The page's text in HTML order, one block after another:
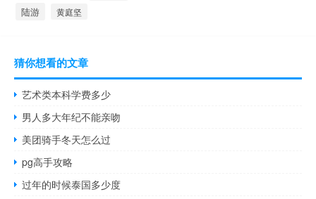
陆游 黄庭坚
猜你想看的文章
艺术类本科学费多少
男人多大年纪不能亲吻
美团骑手冬天怎么过
pg高手攻略
过年的时候泰国多少度